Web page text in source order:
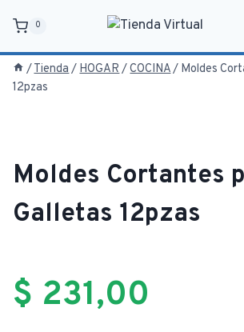
contenido
0
/Tienda / HOGAR /COCINA/ Moldes
12pzas
Moldes Cortantes
Galletas 12pzas
$ 231,00